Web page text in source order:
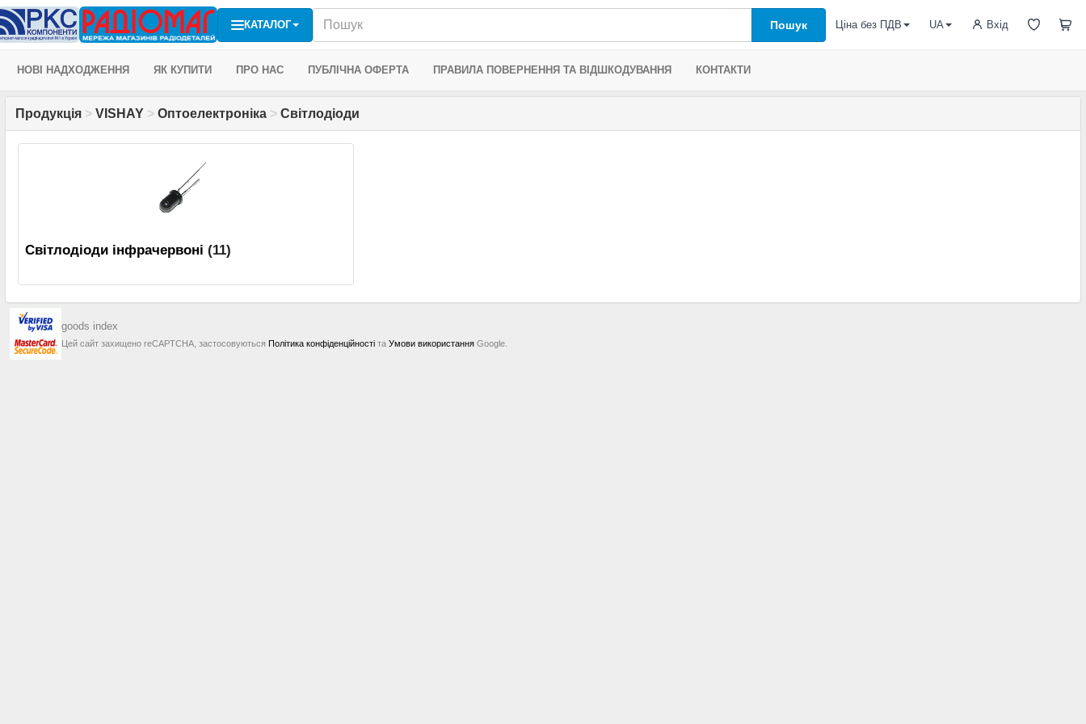
КАТАЛОГ Пошук Вхід
Ціна без ПДВ UA
НОВІ НАДХОДЖЕННЯ ЯК КУПИТИ ПРО НАС ПУБЛІЧНА ОФЕРТА ПРАВИЛА ПОВЕРНЕННЯ ТА ВІДШКОДУВАННЯ КОНТАКТИ
Продукція > VISHAY > Оптоелектроніка > Світлодіоди
Світлодіоди інфрачервоні (11)
goods index
Цей сайт захищено reCAPTCHA, застосовуються Політика конфіденційності та Умови використання Google.